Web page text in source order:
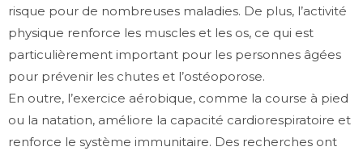
risque pour de nombreuses maladies. De plus, l’activité
physique renforce les muscles et les os, ce qui est
particulièrement important pour les personnes âgées
pour prévenir les chutes et l’ostéoporose.
En outre, l’exercice aérobique, comme la course à pied
ou la natation, améliore la capacité cardiorespiratoire et
renforce le système immunitaire. Des recherches ont